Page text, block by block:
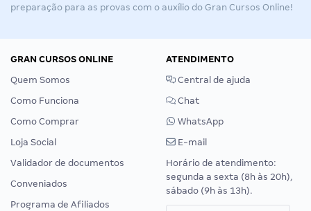
preparação para as provas com o auxílio do Gran Cursos Online!
GRAN CURSOS ONLINE
Quem Somos
Como Funciona
Como Comprar
Loja Social
Validador de documentos
Conveniados
Programa de Afiliados
ATENDIMENTO
Central de ajuda
Chat
WhatsApp
E-mail
Horário de atendimento:
segunda a sexta (8h às 20h),
sábado (9h às 13h).